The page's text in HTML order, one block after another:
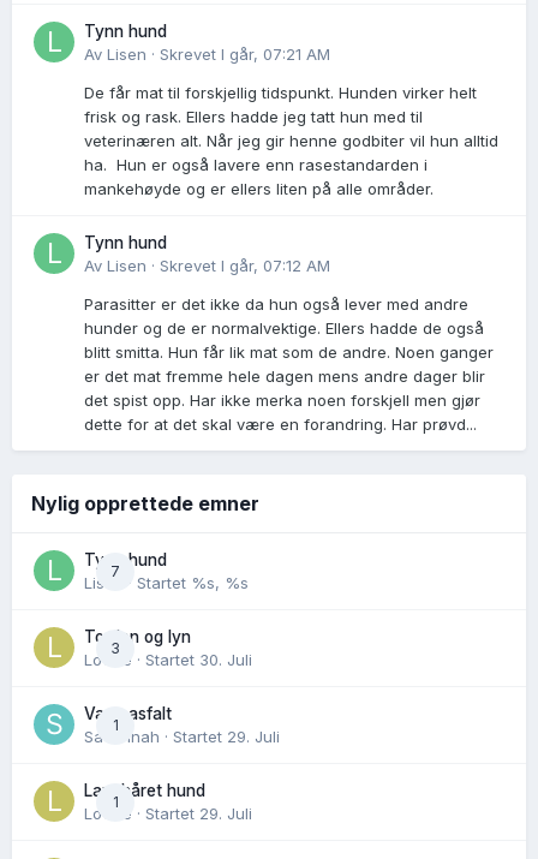
Tynn hund
Av Lisen · Skrevet I går, 07:21 AM
De får mat til forskjellig tidspunkt. Hunden virker helt
frisk og rask. Ellers hadde jeg tatt hun med til
veterinæren alt. Når jeg gir henne godbiter vil hun alltid
ha. Hun er også lavere enn rasestandarden i
mankehøyde og er ellers liten på alle områder.
Tynn hund
Av Lisen · Skrevet I går, 07:12 AM
Parasitter er det ikke da hun også lever med andre
hunder og de er normalvektige. Ellers hadde de også
blitt smitta. Hun får lik mat som de andre. Noen ganger
er det mat fremme hele dagen mens andre dager blir
det spist opp. Har ikke merka noen forskjell men gjør
dette for at det skal være en forandring. Har prøvd...
Nylig opprettede emner
7
Tynn hund
Lisen
· Startet %s, %s
3
Torden og lyn
Lovise · Startet 30. Juli
1
Varm asfalt
Savannah · Startet 29. Juli
1
Langhåret hund
Lovise · Startet 29. Juli